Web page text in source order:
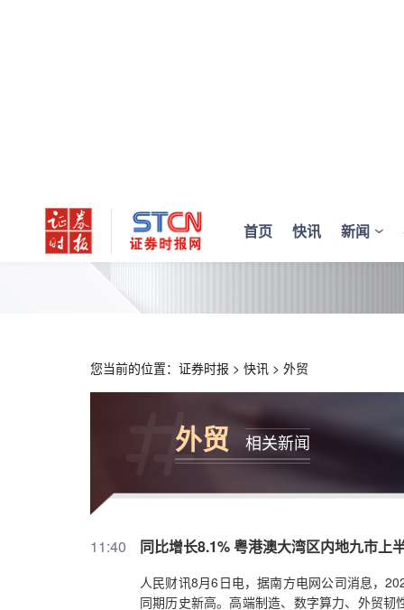
首页 快讯 新闻
您当前的位置： 证券时报 > 快讯 > 外贸
外贸 相关新闻
11:40 同比增长8.1% 粤港澳大湾区内地九市上
人民财讯8月6日电，据南方电网公司消息，
同期历史新高。高端制造、数字算力、外贸